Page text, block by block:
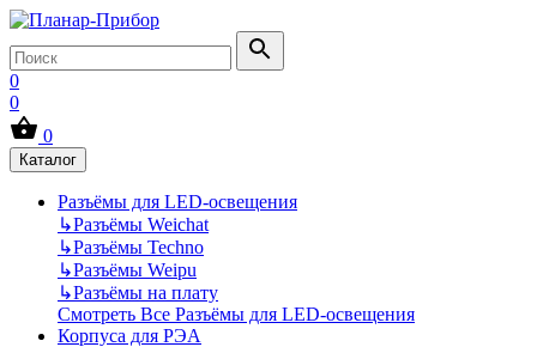
0
0
0
Каталог
Разъёмы для LED-освещения
↳Разъёмы Weichat
↳Разъёмы Techno
↳Разъёмы Weipu
↳Разъёмы на плату
Смотреть Все Разъёмы для LED-освещения
Корпуса для РЭА